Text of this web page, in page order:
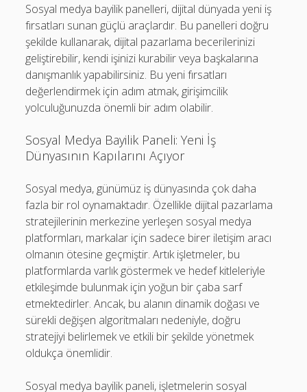
Sosyal medya bayilik panelleri, dijital dünyada yeni iş
fırsatları sunan güçlü araçlardır. Bu panelleri doğru
şekilde kullanarak, dijital pazarlama becerilerinizi
geliştirebilir, kendi işinizi kurabilir veya başkalarına
danışmanlık yapabilirsiniz. Bu yeni fırsatları
değerlendirmek için adım atmak, girişimcilik
yolculuğunuzda önemli bir adım olabilir.
Sosyal Medya Bayilik Paneli: Yeni İş
Dünyasının Kapılarını Açıyor
Sosyal medya, günümüz iş dünyasında çok daha
fazla bir rol oynamaktadır. Özellikle dijital pazarlama
stratejilerinin merkezine yerleşen sosyal medya
platformları, markalar için sadece birer iletişim aracı
olmanın ötesine geçmiştir. Artık işletmeler, bu
platformlarda varlık göstermek ve hedef kitleleriyle
etkileşimde bulunmak için yoğun bir çaba sarf
etmektedirler. Ancak, bu alanın dinamik doğası ve
sürekli değişen algoritmaları nedeniyle, doğru
stratejiyi belirlemek ve etkili bir şekilde yönetmek
oldukça önemlidir.
Sosyal medya bayilik paneli, işletmelerin sosyal